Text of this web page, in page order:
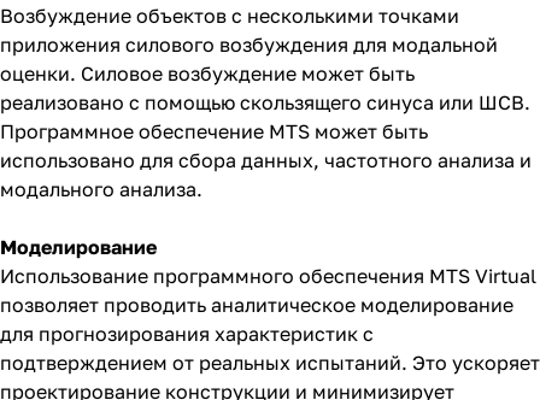
Возбуждение объектов с несколькими точками
приложения силового возбуждения для модальной
оценки. Силовое возбуждение может быть
реализовано с помощью скользящего синуса или ШСВ.
Программное обеспечение MTS может быть
использовано для сбора данных, частотного анализа и
модального анализа.
Моделирование
Использование программного обеспечения MTS Virtual
позволяет проводить аналитическое моделирование
для прогнозирования характеристик с
подтверждением от реальных испытаний. Это ускоряет
проектирование конструкции и минимизирует